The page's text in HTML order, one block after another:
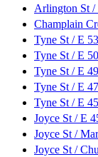
Arlington St /
Champlain
Tyne St / E
Tyne St / E
Tyne St / E
Tyne St / E
Tyne St / E
Joyce St / E
Joyce St /
Joyce St /